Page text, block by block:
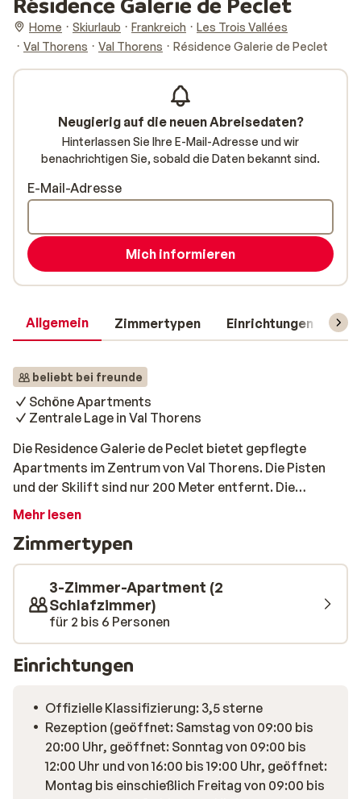
Home Skiurlaub Frankreich
Les Trois Vallées
Val Thorens
Val Thorens Résidence Galerie de Peclet
Allgemein Zimmertypen Einrichtungen
beliebt bei freunde
Schöne Apartments
Zentrale Lage in Val Thorens
Die Residence Galerie de Peclet bietet gepflegte
Apartments im Zentrum von Val Thorens. Die Pisten
und der Skilift sind nur 200 Meter entfernt. Die
Apartments sehen jeweils etwas unterschiedlich aus,
schönen Wintersporturlaub erforderlich sind. Einige
verfügen über einen Balkon, auf dem Sie die
Wintersonne genießen können.
Mehr lesen
Zimmertypen
3-Zimmer-Apartment (2
Schlafzimmer)
für 2 bis 6 Personen
Einrichtungen
Offizielle Klassifizierung: 3,5 sterne
Rezeption (geöffnet: Samstag von 09:00 bis
20:00 Uhr, geöffnet: Sonntag von 09:00 bis
12:00 Uhr und von 16:00 bis 19:00 Uhr, geöffnet:
Montag bis einschießlich Freitag von 09:00 bis
Neugierig auf die neuen Abreisedaten?
Hinterlassen Sie Ihre E-Mail-Adresse und wir
benachrichtigen Sie, sobald die Daten bekannt sind.
E-Mail-Adresse
Mich informieren